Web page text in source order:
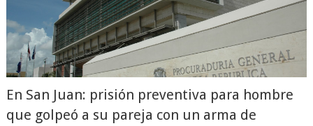
En San Juan: prisión preventiva para hombre
que golpeó a su pareja con un arma de